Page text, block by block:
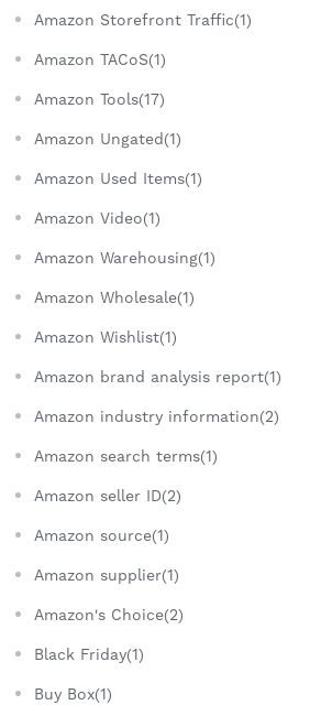
Amazon Storefront Traffic(1)
Amazon TACoS(1)
Amazon Tools(17)
Amazon Ungated(1)
Amazon Used Items(1)
Amazon Video(1)
Amazon Warehousing(1)
Amazon Wholesale(1)
Amazon Wishlist(1)
Amazon brand analysis report(1)
Amazon industry information(2)
Amazon search terms(1)
Amazon seller ID(2)
Amazon source(1)
Amazon supplier(1)
Amazon's Choice(2)
Black Friday(1)
Buy Box(1)